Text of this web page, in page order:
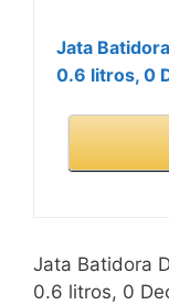
Jata
0.6 litros, 0
Jata Batidora
0.6 litros, 0